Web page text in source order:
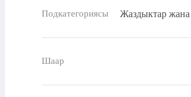
Подкатегориясы Жаздыктар
Шаар